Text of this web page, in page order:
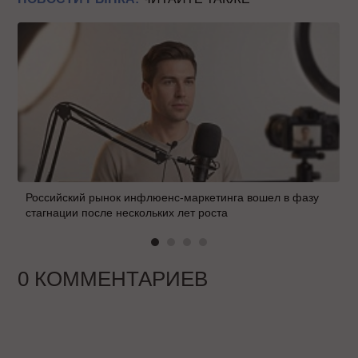
Российский рынок инфлюенс-маркетинга вошел в фазу
стагнации после нескольких лет роста
0 КОММЕНТАРИЕВ